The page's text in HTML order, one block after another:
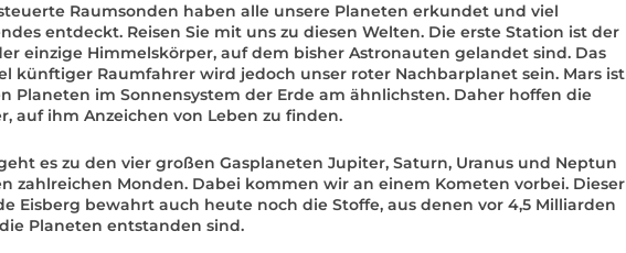
Raumsonden haben alle unsere Planeten erkundet und viel
entdeckt. Reisen Sie mit uns zu diesen Welten. Die erste Station ist der
einzige Himmelskörper, auf dem bisher Astronauten gelandet sind. Das
künftiger Raumfahrer wird jedoch unser roter Nachbarplanet sein. Mars ist
Planeten im Sonnensystem der Erde am ähnlichsten. Daher hoffen die
auf ihm Anzeichen von Leben zu finden.
es zu den vier großen Gasplaneten Jupiter, Saturn, Uranus und Neptun
zahlreichen Monden. Dabei kommen wir an einem Kometen vorbei. Dieser
Eisberg bewahrt auch heute noch die Stoffe, aus denen vor 4,5 Milliarden
Planeten entstanden sind.